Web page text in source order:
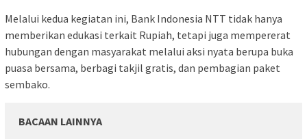
Melalui kedua kegiatan ini, Bank Indonesia NTT tidak hanya
memberikan edukasi terkait Rupiah, tetapi juga mempererat
hubungan dengan masyarakat melalui aksi nyata berupa buka
puasa bersama, berbagi takjil gratis, dan pembagian paket
sembako.
BACAAN LAINNYA